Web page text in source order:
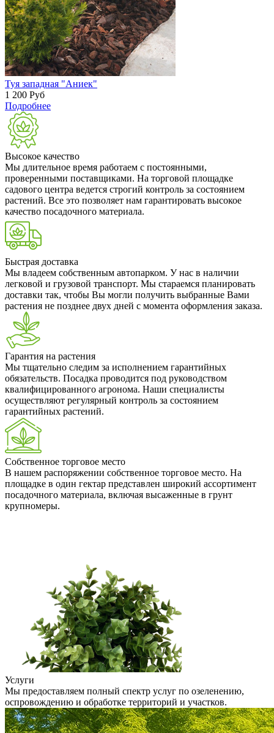
Туя западная "Аниек"
1 200 Руб
Подробнее
Высокое качество
Мы длительное время работаем с постоянными,
проверенными поставщиками. На торговой площадке
садового центра ведется строгий контроль за состоянием
растений. Все это позволяет нам гарантировать высокое
качество посадочного материала.
Быстрая доставка
Мы владеем собственным автопарком. У нас в наличии
легковой и грузовой транспорт. Мы стараемся планировать
доставки так, чтобы Вы могли получить выбранные Вами
растения не позднее двух дней с момента оформления заказа.
Гарантия на растения
Мы тщательно следим за исполнением гарантийных
обязательств. Посадка проводится под руководством
квалифицированного агронома. Наши специалисты
осуществляют регулярный контроль за состоянием
гарантийных растений.
Собственное торговое место
В нашем распоряжении собственное торговое место. На
площадке в один гектар представлен широкий ассортимент
посадочного материала, включая высаженные в грунт
крупномеры.
Услуги
Мы предоставляем полный спектр услуг по озеленению,
оспровождению и обработке территорий и участков.